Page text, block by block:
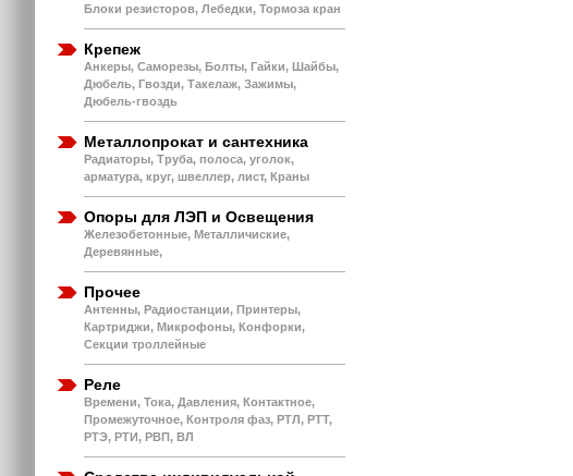
Блоки резисторов, Лебедки, Тормоза кран
Крепеж
Анкеры, Саморезы, Болты, Гайки, Шайбы,
Дюбель, Гвозди, Такелаж, Зажимы,
Дюбель-гвоздь
Металлопрокат и сантехника
Радиаторы, Труба, полоса, уголок,
арматура, круг, швеллер, лист, Краны
Опоры для ЛЭП и Освещения
Железобетонные, Металличиские,
Деревянные,
Прочее
Антенны, Радиостанции, Принтеры,
Картриджи, Микрофоны, Конфорки,
Секции троллейные
Реле
Времени, Тока, Давления, Контактное,
Промежуточное, Контроля фаз, РТЛ, РТТ,
РТЭ, РТИ, РВП, ВЛ